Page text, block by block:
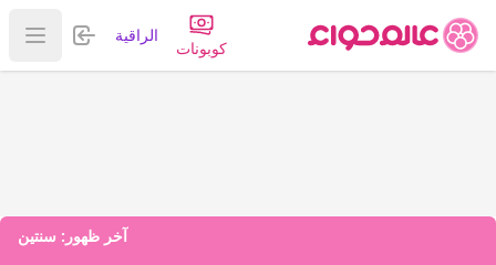
كوبونات
الراقية تسجيل
عرض
آخر ظهور: سنتين